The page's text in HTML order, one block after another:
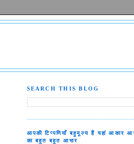
SEARCH THIS BLOG
आपकी टिप्पणियाँ बहुमूल्य हैं यहां आकार
का बहुत बहुत आभार